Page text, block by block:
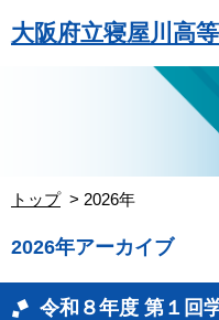
大阪府立寝屋川高
トップ 2026年
2026年アーカイブ
令和８年度 第１回